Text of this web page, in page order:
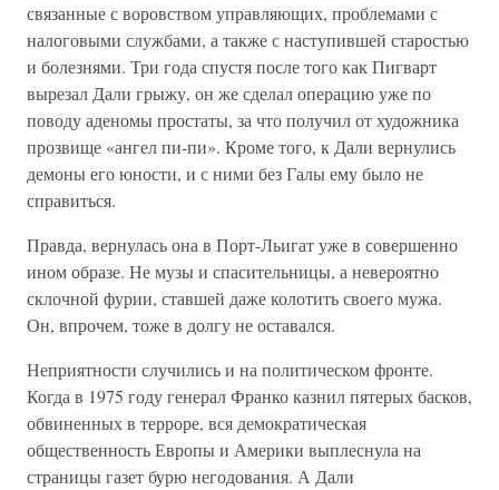
связанные с воровством управляющих, проблемами с
налоговыми службами, а также с наступившей старостью
и болезнями. Три года спустя после того как Пигварт
вырезал Дали грыжу, он же сделал операцию уже по
поводу аденомы простаты, за что получил от художника
прозвище «ангел пи-пи». Кроме того, к Дали вернулись
демоны его юности, и с ними без Галы ему было не
справиться.
Правда, вернулась она в Порт-Льигат уже в совершенно
ином образе. Не музы и спасительницы, а невероятно
склочной фурии, ставшей даже колотить своего мужа.
Он, впрочем, тоже в долгу не оставался.
Неприятности случились и на политическом фронте.
Когда в 1975 году генерал Франко казнил пятерых басков,
обвиненных в терроре, вся демократическая
общественность Европы и Америки выплеснула на
страницы газет бурю негодования. А Дали